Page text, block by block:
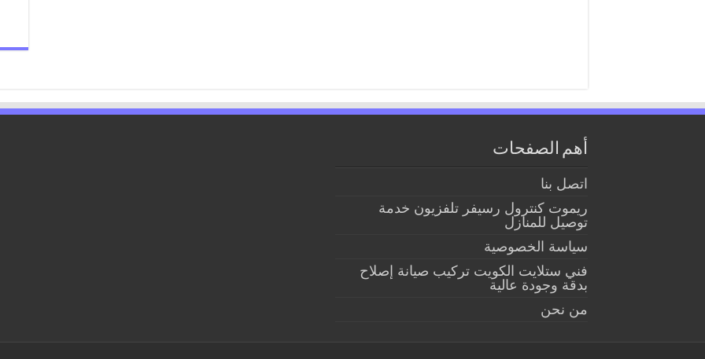
أهم الصفحات
اتصل بنا
ريموت كنترول رسيفر تلفزيون خدمة
توصيل للمنازل
سياسة الخصوصية
فني ستلايت الكويت تركيب صيانة إصلاح
بدقة وجودة عالية
من نحن